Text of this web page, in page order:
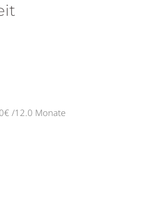
/12.0 Monate